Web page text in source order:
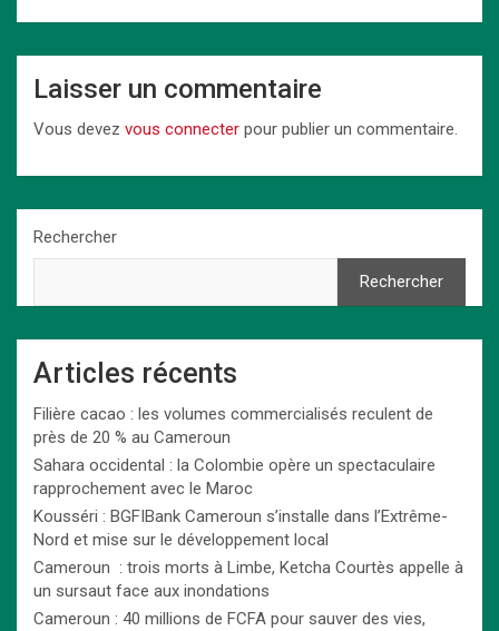
Laisser un commentaire
Vous devez vous connecter pour publier un commentaire.
Rechercher
Rechercher
Articles récents
Filière cacao : les volumes commercialisés reculent de
près de 20 % au Cameroun
Sahara occidental : la Colombie opère un spectaculaire
rapprochement avec le Maroc
Kousséri : BGFIBank Cameroun s’installe dans l’Extrême-
Nord et mise sur le développement local
Cameroun : trois morts à Limbe, Ketcha Courtès appelle à
un sursaut face aux inondations
Cameroun : 40 millions de FCFA pour sauver des vies,